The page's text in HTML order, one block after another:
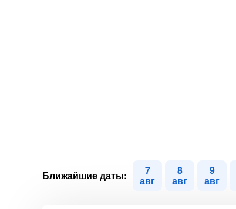
Ближайшие даты: 7
авг
8
авг
9
авг